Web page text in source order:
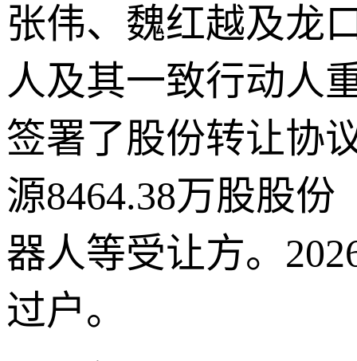
张伟、魏红越及龙
人及其一致行动人
签署了股份转让协
源8464.38万股股
器人等受让方。
过户。